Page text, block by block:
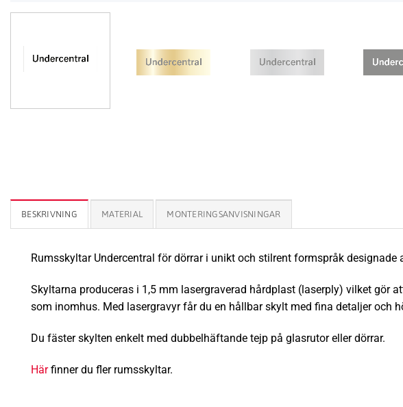
BESKRIVNING MATERIAL MONTERINGSANVISNINGAR
Rumsskyltar Undercentral för dörrar i unikt och stilrent formspråk designade
Skyltarna produceras i 1,5 mm lasergraverad hårdplast (laserply) vilket gör
som inomhus. Med lasergravyr får du en hållbar skylt med fina detaljer och
Du fäster skylten enkelt med dubbelhäftande tejp på glasrutor eller dörrar.
Här finner du fler rumsskyltar.